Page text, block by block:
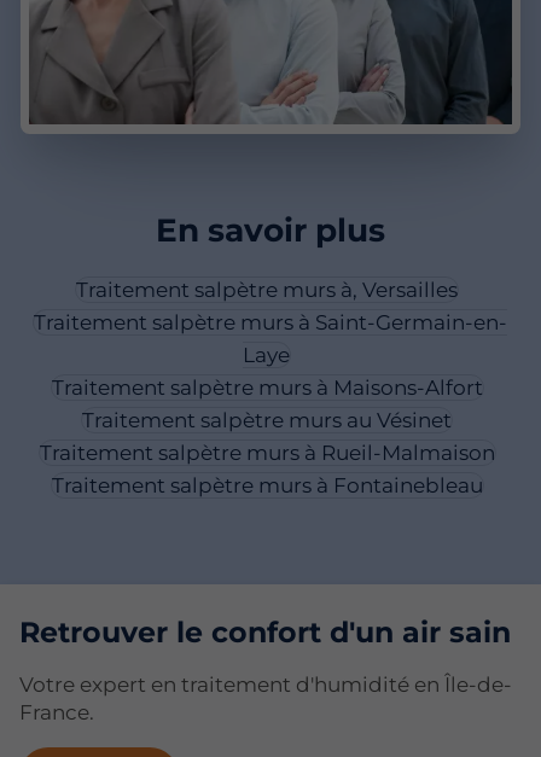
En savoir plus
Traitement salpètre murs à, Versailles
Traitement salpètre murs à Saint-Germain-en-
Laye
Traitement salpètre murs à Maisons-Alfort
Traitement salpètre murs au Vésinet
Traitement salpètre murs à Rueil-Malmaison
Traitement salpètre murs à Fontainebleau
Retrouver le confort d'un air sain
Votre expert en traitement d'humidité en Île-de-
France.